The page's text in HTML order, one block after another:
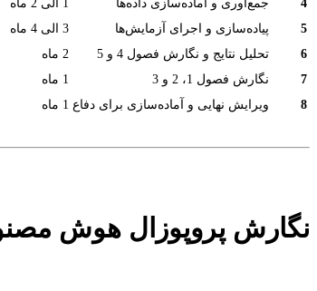
4
جمع‌آوری و آماده‌سازی داده‌ها
1 الی 2 ماه
5
پیاده‌سازی و اجرای آزمایش‌ها
3 الی 4 ماه
6
تحلیل نتایج و نگارش فصول 4 و 5
2 ماه
7
نگارش فصول 1، 2 و 3
1 ماه
8
ویرایش نهایی و آماده‌سازی برای دفاع 1 ماه
نگارش پروپوزال هوش